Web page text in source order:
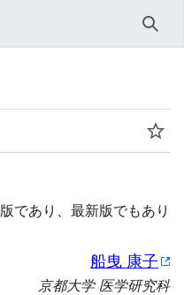
検索
ウ
であり、最新版でもあり
船曳 康子
京都大学 医学研究科